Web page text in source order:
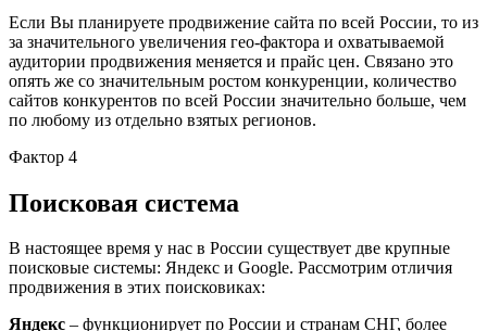
Если Вы планируете продвижение сайта по всей России, то из
за значительного увеличения гео-фактора и охватываемой
аудитории продвижения меняется и прайс цен. Связано это
опять же со значительным ростом конкуренции, количество
сайтов конкурентов по всей России значительно больше, чем
по любому из отдельно взятых регионов.
Фактор 4
Поисковая система
В настоящее время у нас в России существует две крупные
поисковые системы: Яндекс и Google. Рассмотрим отличия
продвижения в этих поисковиках:
Яндекс – функционирует по России и странам СНГ, более